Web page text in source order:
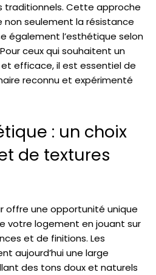
traditionnels. Cette approche
non seulement la résistance
également l’esthétique selon
ceux qui souhaitent un
efficace, il est essentiel de
reconnu et expérimenté
: un choix
de textures
offre une opportunité unique
votre logement en jouant sur
et de finitions. Les
aujourd’hui une large
des tons doux et naturels